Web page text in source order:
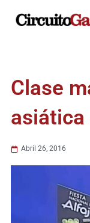
Clase
asiática
Abril 26, 2016